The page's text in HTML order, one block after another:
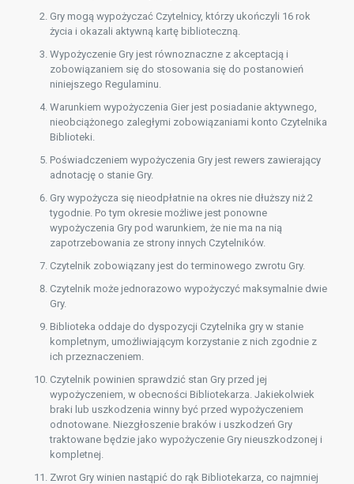
Gry mogą wypożyczać Czytelnicy, którzy ukończyli 16 rok
życia i okazali aktywną kartę biblioteczną.
Wypożyczenie Gry jest równoznaczne z akceptacją i
zobowiązaniem się do stosowania się do postanowień
niniejszego Regulaminu.
Warunkiem wypożyczenia Gier jest posiadanie aktywnego,
nieobciążonego zaległymi zobowiązaniami konto Czytelnika
Biblioteki.
Poświadczeniem wypożyczenia Gry jest rewers zawierający
adnotację o stanie Gry.
Gry wypożycza się nieodpłatnie na okres nie dłuższy niż 2
tygodnie. Po tym okresie możliwe jest ponowne
wypożyczenia Gry pod warunkiem, że nie ma na nią
zapotrzebowania ze strony innych Czytelników.
Czytelnik zobowiązany jest do terminowego zwrotu Gry.
Czytelnik może jednorazowo wypożyczyć maksymalnie dwie
Gry.
Biblioteka oddaje do dyspozycji Czytelnika gry w stanie
kompletnym, umożliwiającym korzystanie z nich zgodnie z
ich przeznaczeniem.
Czytelnik powinien sprawdzić stan Gry przed jej
wypożyczeniem, w obecności Bibliotekarza. Jakiekolwiek
braki lub uszkodzenia winny być przed wypożyczeniem
odnotowane. Niezgłoszenie braków i uszkodzeń Gry
traktowane będzie jako wypożyczenie Gry nieuszkodzonej i
kompletnej.
Zwrot Gry winien nastąpić do rąk Bibliotekarza, co najmniej